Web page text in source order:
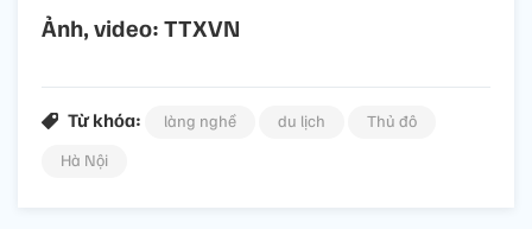
Ảnh, video: TTXVN
Từ khóa: làng nghề du lịch
Thủ đô
Hà Nội